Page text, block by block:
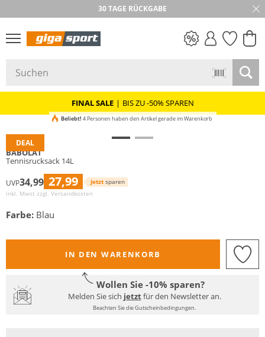
30 TAGE RÜCKGABE
FINAL SALE | BIS ZU -50% SPAREN
DEAL
Beliebt! 4 Personen haben den Artikel gerade im Warenkorb
BABOLAT
Tennisrucksack 14L
UVP34,99 27,99 Jetzt sparen
inkl. Mwst zzgl. Versandkosten
Farbe: Blau
IN DEN WARENKORB
Wollen Sie -10% sparen?
Melden Sie sich jetztfür den Newsletter an.
Beachten Sie die Gutscheinbedingungen.